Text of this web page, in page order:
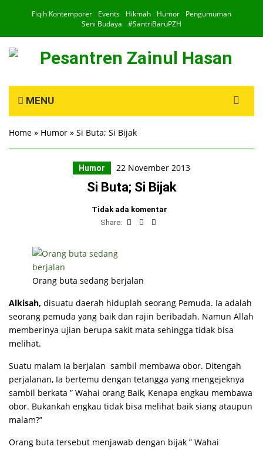
Fiqih Kontemporer Events Hikmah Humor
Pengumuman
Seni Budaya
#SantriBaruPZH
MENU
Home » Humor » Si Buta; Si Bijak
Humor 22 November 2013
Si Buta; Si Bijak
Tidak ada komentar
Share:
Orang buta sedang berjalan
Alkisah, disuatu daerah hiduplah seorang Pemuda. Ia adalah
seorang pemuda yang baik dan rajin beribadah. Namun Allah
memberinya ujian berupa sakit mata sehingga tidak bisa
melihat.
Suatu malam Ia berjalan sambil membawa obor. Ditengah
perjalanan, Ia bertemu dengan tetangga yang mengejeknya
sambil berkata ” Wahai orang Baik, Kenapa engkau membawa
obor. Bukankah engkau tidak bisa melihat baik siang ataupun
malam?”
Orang buta tersebut menjawab dengan bijak ” Wahai